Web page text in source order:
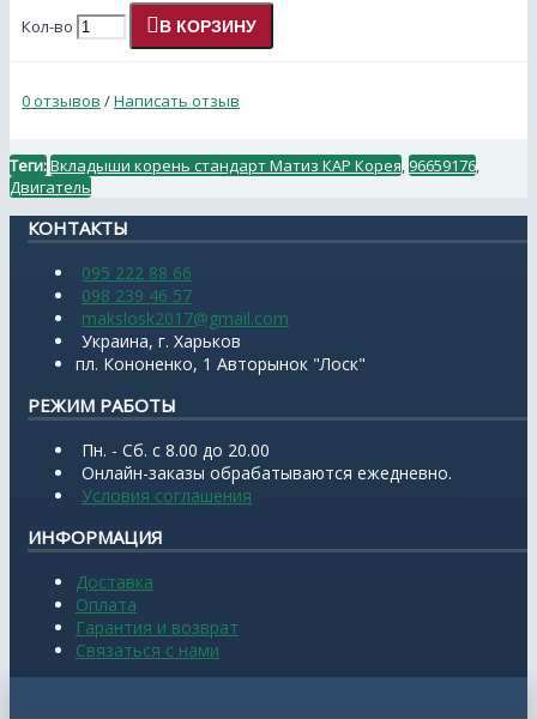
Кол-во В КОРЗИНУ
0 отзывов /Написать отзыв
Теги:Вкладыши корень стандарт Матиз КАР Корея 96659176
Двигатель
КОНТАКТЫ
095 222 88 66
098 239 46 57
makslosk2017@gmail.com
Украина, г. Харьков
пл. Кононенко, 1 Авторынок "Лоск"
РЕЖИМ РАБОТЫ
Пн. - Сб. с 8.00 до 20.00
Онлайн-заказы обрабатываются ежедневно.
Условия соглашения
ИНФОРМАЦИЯ
Доставка
Оплата
Гарантия и возврат
Связаться с нами